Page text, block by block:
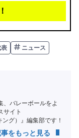
表 ニュース
、バレーボールをよ
サイト
グ）』編集部です！
をもっと見る